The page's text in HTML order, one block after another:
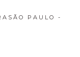
SÃO PAULO -